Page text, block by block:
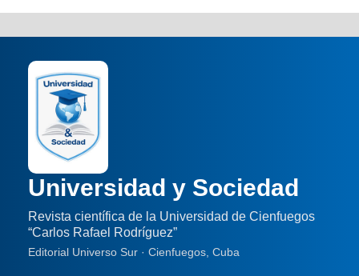
Universidad y Sociedad
Revista científica de la Universidad de Cienfuegos
“Carlos Rafael Rodríguez”
Editorial Universo Sur · Cienfuegos, Cuba